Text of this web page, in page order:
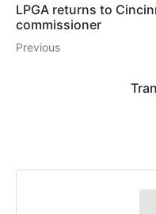
LPGA returns to
commissioner
Previous